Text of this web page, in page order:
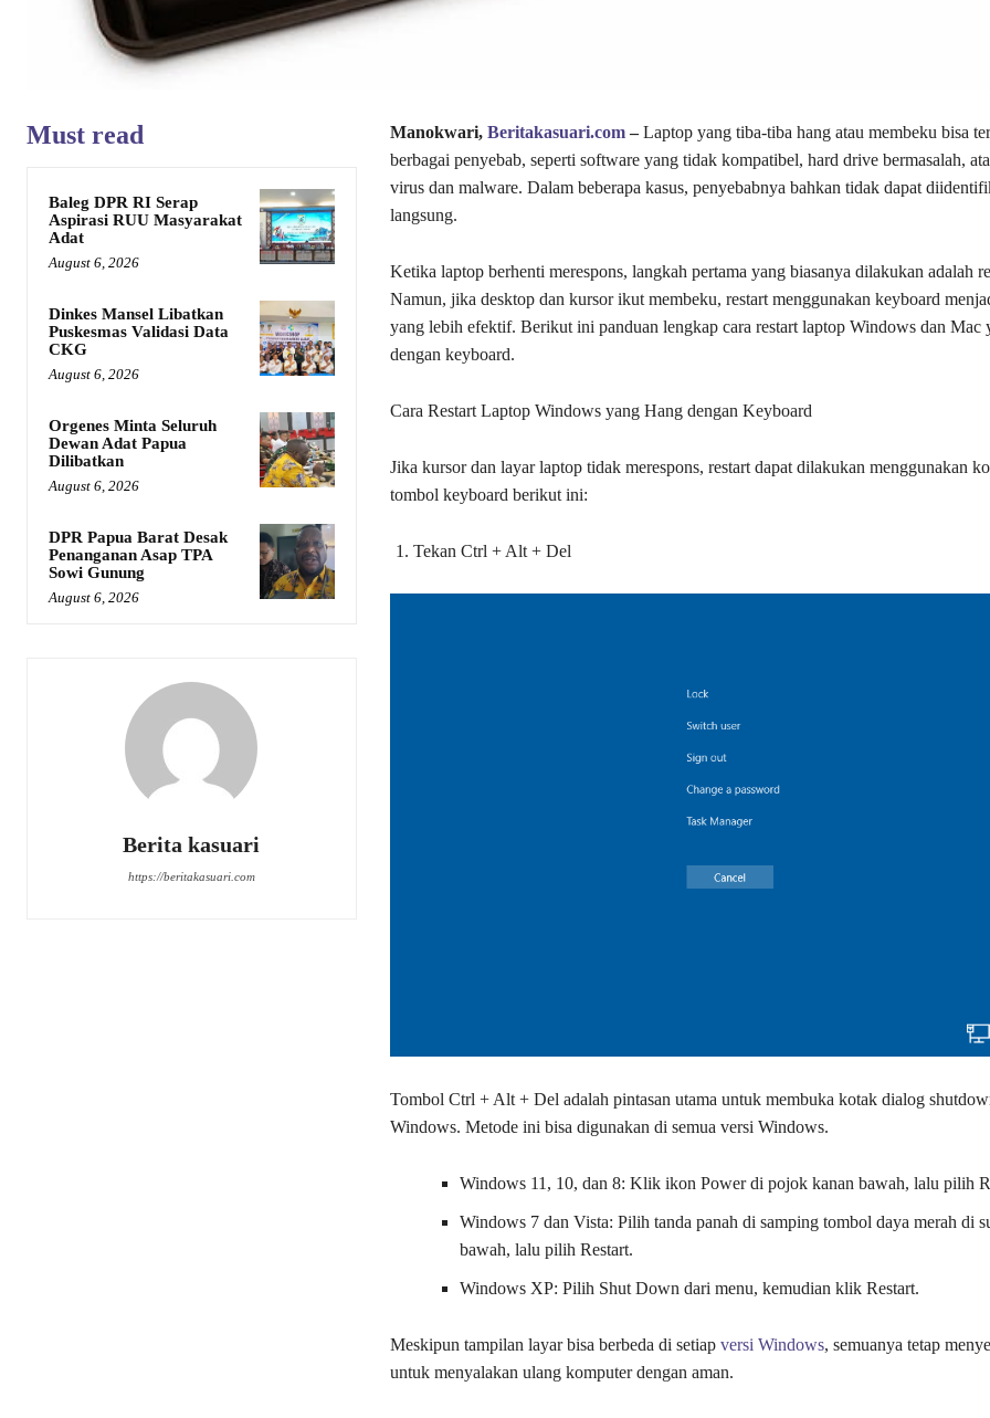
Must read
Baleg DPR RI Serap
Aspirasi RUU Masyarakat
Adat
August 6, 2026
Dinkes Mansel Libatkan
Puskesmas Validasi Data
CKG
August 6, 2026
Orgenes Minta Seluruh
Dewan Adat Papua
Dilibatkan
August 6, 2026
DPR Papua Barat Desak
Penanganan Asap TPA
Sowi Gunung
August 6, 2026
Berita kasuari
https://beritakasuari.com
Manokwari, Beritakasuari.com–Laptop yang tiba-tiba hang atau membeku bisa
berbagai penyebab, seperti software yang tidak kompatibel, hard drive bermasalah,
virus dan malware. Dalam beberapa kasus, penyebabnya bahkan tidak dapat
langsung.
Ketika laptop berhenti merespons, langkah pertama yang biasanya dilakukan adalah
Namun, jika desktop dan kursor ikut membeku, restart menggunakan keyboard
yang lebih efektif. Berikut ini panduan lengkap cara restart laptop Windows dan Mac
dengan keyboard.
Cara Restart Laptop Windows yang Hang dengan Keyboard
Jika kursor dan layar laptop tidak merespons, restart dapat dilakukan menggunakan
tombol keyboard berikut ini:
Tekan Ctrl + Alt + Del
Tombol Ctrl + Alt + Del adalah pintasan utama untuk membuka kotak dialog
Windows. Metode ini bisa digunakan di semua versi Windows.
Windows 11, 10, dan 8: Klik ikon Power di pojok kanan bawah, lalu pilih
Windows 7 dan Vista: Pilih tanda panah di samping tombol daya merah di
bawah, lalu pilih Restart.
Windows XP: Pilih Shut Down dari menu, kemudian klik Restart.
Meskipun tampilan layar bisa berbeda di setiapversi Windows, semuanya tetap
untuk menyalakan ulang komputer dengan aman.